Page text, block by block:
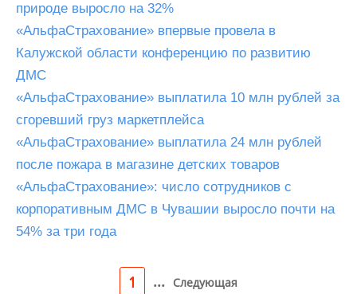
природе выросло на 32%
«АльфаСтрахование» впервые провела в
Калужской области конференцию по развитию
ДМС
«АльфаСтрахование» выплатила 10 млн рублей за
сгоревший груз маркетплейса
«АльфаСтрахование» выплатила 24 млн рублей
после пожара в магазине детских товаров
«АльфаСтрахование»: число сотрудников с
корпоративным ДМС в Чувашии выросло почти на
54% за три года
1 ... Следующая